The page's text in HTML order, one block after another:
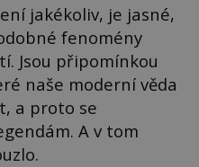
jakékoliv, je jasné,
fenomény
Jsou připomínkou
naše moderní věda
a proto se
A v tom